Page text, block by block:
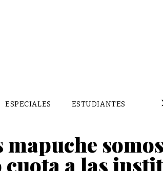
ESPECIALES ESTUDIANTES
mapuche
a las